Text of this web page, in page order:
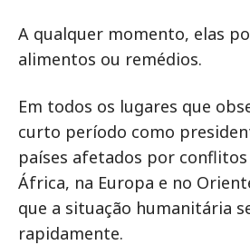
A qualquer momento, elas
alimentos ou remédios.
Em todos os lugares que
curto período como
países afetados por
África, na Europa e no
que a situação humanitária
rapidamente.